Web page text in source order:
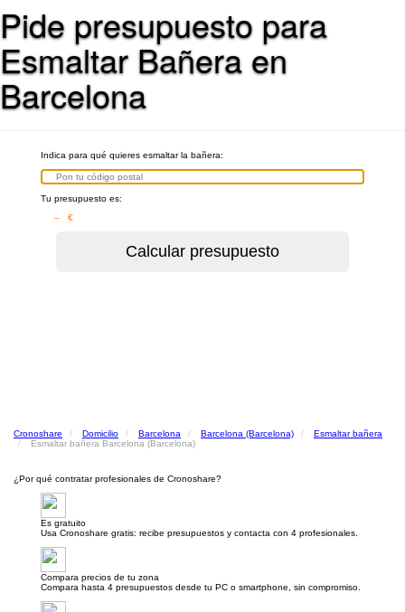
Pide presupuesto para
Esmaltar Bañera en
Barcelona
Indica para qué quieres esmaltar la bañera:
Tu presupuesto es:
– €
Cronoshare Domicilio Barcelona Barcelona (Barcelona)
Esmaltar bañera
Esmaltar bañera Barcelona (Barcelona)
¿Por qué contratar profesionales de Cronoshare?
Es gratuito
Usa Cronoshare gratis: recibe presupuestos y contacta con 4 profesionales.
Compara precios de tu zona
Compara hasta 4 presupuestos desde tu PC o smartphone, sin compromiso.